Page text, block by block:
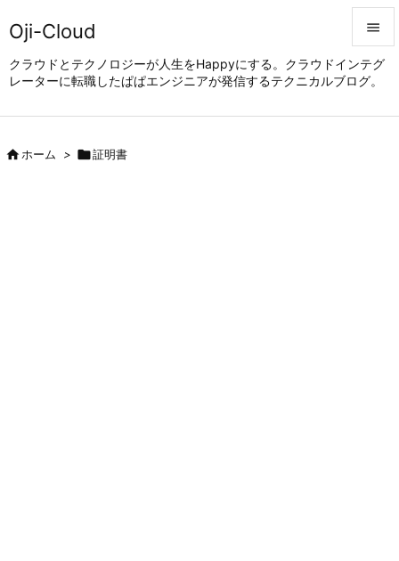
Oji-Cloud
クラウドとテクノロジーが人生をHappyにする。クラウドインテグ
レーターに転職したぱぱエンジニアが発信するテクニカルブログ。


メニュ
ホーム > 証明書